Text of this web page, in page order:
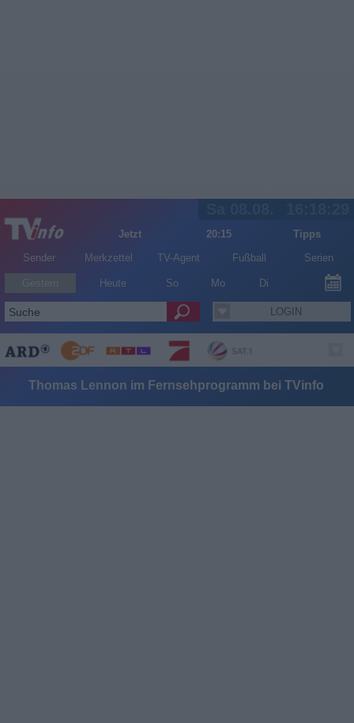
Jetzt 20:15
Tipps
Sender
Merkzettel TV-Agent Fußball Serien
Heute So Mo Di
LOGIN
Thomas Lennon im Fernsehprogramm bei TVinfo